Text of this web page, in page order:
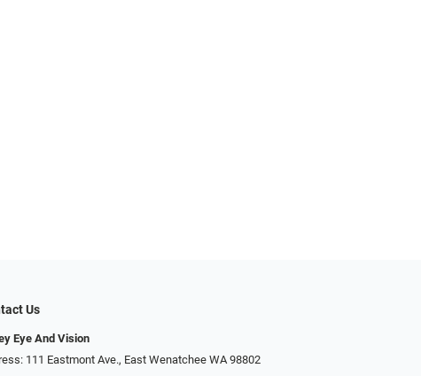
Us
Eye And Vision
111 Eastmont Ave., East Wenatchee WA 98802